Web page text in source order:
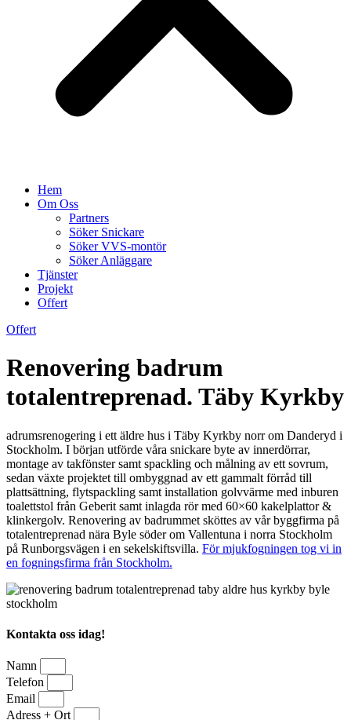
Hem
Om Oss
Partners
Söker Snickare
Söker VVS-montör
Söker Anläggare
Tjänster
Projekt
Offert
Offert
Renovering badrum
totalentreprenad. Täby Kyrkby
adrumsrenogering i ett äldre hus i Täby Kyrkby norr om Danderyd i
Stockholm. I början utförde våra snickare byte av innerdörrar,
montage av takfönster samt spackling och målning av ett sovrum,
sedan växte projektet till ombyggnad av ett gammalt förråd till
plattsättning, flytspackling samt installation golvvärme med inburen
toalettstol från Geberit samt inlagda rör med 60×60 kakelplattor &
klinkergolv. Renovering av badrummet sköttes av vår byggfirma på
totalentreprenad nära Byle söder om Vallentuna i norra Stockholm
på Runborgsvägen i en sekelskiftsvilla. För mjukfogningen tog vi in
en fogningsfirma från Stockholm.
Kontakta oss idag!
Namn
Telefon
Email
Adress + Ort